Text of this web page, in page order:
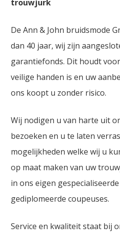
trouwjurk
De Ann & John bruidsmode
dan 40 jaar, wij zijn
garantiefonds. Dit houdt
veilige handen is en uw
ons koopt u zonder risico.
Wij nodigen u van harte uit
bezoeken en u te laten
mogelijkheden welke wij u
op maat maken van uw
in ons eigen
gediplomeerde coupeuses.
Service en kwaliteit staat bij